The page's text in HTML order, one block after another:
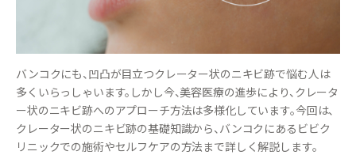
バンコクにも、凹凸が目立つクレーター状のニキビ跡で悩む人は
多くいらっしゃいます。しかし今、美容医療の進歩により、クレータ
ー状のニキビ跡へのアプローチ方法は多様化しています。今回は、
クレーター状のニキビ跡の基礎知識から、バンコクにあるビビク
リニックでの施術やセルフケアの方法まで詳しく解説します。